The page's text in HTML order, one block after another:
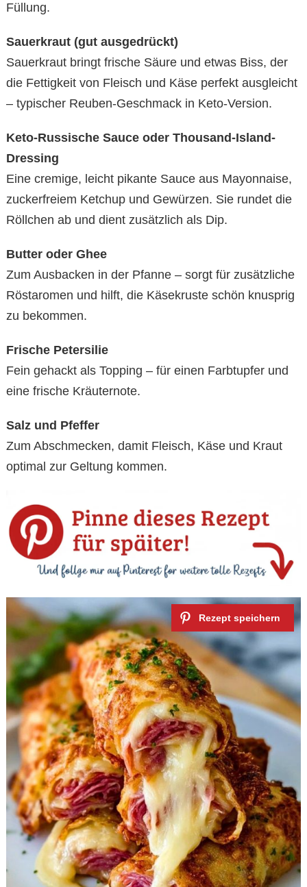
Füllung.
Sauerkraut (gut ausgedrückt)
Sauerkraut bringt frische Säure und etwas Biss, der
die Fettigkeit von Fleisch und Käse perfekt ausgleicht
– typischer Reuben-Geschmack in Keto-Version.
Keto-Russische Sauce oder Thousand-Island-
Dressing
Eine cremige, leicht pikante Sauce aus Mayonnaise,
zuckerfreiem Ketchup und Gewürzen. Sie rundet die
Röllchen ab und dient zusätzlich als Dip.
Butter oder Ghee
Zum Ausbacken in der Pfanne – sorgt für zusätzliche
Röstaromen und hilft, die Käsekruste schön knusprig
zu bekommen.
Frische Petersilie
Fein gehackt als Topping – für einen Farbtupfer und
eine frische Kräuternote.
Salz und Pfeffer
Zum Abschmecken, damit Fleisch, Käse und Kraut
optimal zur Geltung kommen.